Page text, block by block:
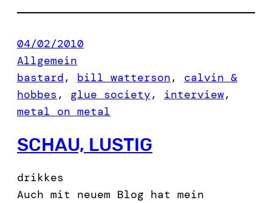
04/02/2010
Allgemein
bastard, bill watterson, calvin &
hobbes , glue society, interview
metal on metal
SCHAU, LUSTIG
drikkes
Auch mit neuem Blog hat mein